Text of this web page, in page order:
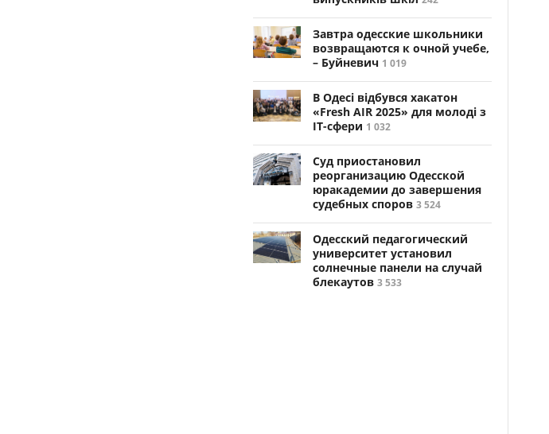
Завтра одесские школьники
возвращаются к очной учебе,
– Буйневич 1 019
В Одесі відбувся хакатон
«Fresh AIR 2025» для молоді з
ІТ-сфери 1 032
Суд приостановил
реорганизацию Одесской
юракадемии до завершения
судебных споров 3 524
Одесский педагогический
университет установил
солнечные панели на случай
блекаутов 3 533